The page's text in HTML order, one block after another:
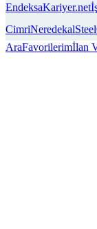
EndeksaKariyer.net
CimriNeredekal
AraFavorilerimİlan